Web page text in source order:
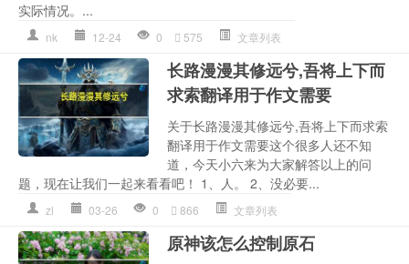
实际情况。...
nk 12-24 0 575 文章列表
长路漫漫其修远兮,吾将上下而
求索翻译用于作文需要
关于长路漫漫其修远兮,吾将上下而求索
翻译用于作文需要这个很多人还不知
道，今天小六来为大家解答以上的问
题，现在让我们一起来看看吧！ 1、人。 2、没必要...
zl 03-26 0 866 文章列表
原神该怎么控制原石